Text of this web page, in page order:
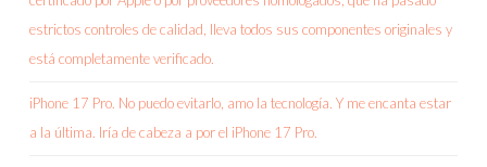
estrictos controles de calidad, lleva todos sus componentes originales y
está completamente verificado.
iPhone 17 Pro. No puedo evitarlo, amo la tecnología. Y me encanta estar
a la última. Iría de cabeza a por el iPhone 17 Pro.